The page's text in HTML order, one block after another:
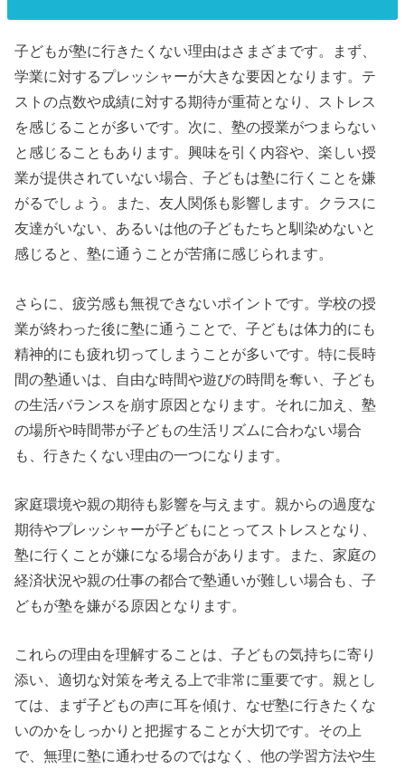
子どもが塾に行きたくない理由はさまざまです。まず、
学業に対するプレッシャーが大きな要因となります。テ
ストの点数や成績に対する期待が重荷となり、ストレス
を感じることが多いです。次に、塾の授業がつまらない
と感じることもあります。興味を引く内容や、楽しい授
業が提供されていない場合、子どもは塾に行くことを嫌
がるでしょう。また、友人関係も影響します。クラスに
友達がいない、あるいは他の子どもたちと馴染めないと
感じると、塾に通うことが苦痛に感じられます。
さらに、疲労感も無視できないポイントです。学校の授
業が終わった後に塾に通うことで、子どもは体力的にも
精神的にも疲れ切ってしまうことが多いです。特に長時
間の塾通いは、自由な時間や遊びの時間を奪い、子ども
の生活バランスを崩す原因となります。それに加え、塾
の場所や時間帯が子どもの生活リズムに合わない場合
も、行きたくない理由の一つになります。
家庭環境や親の期待も影響を与えます。親からの過度な
期待やプレッシャーが子どもにとってストレスとなり、
塾に行くことが嫌になる場合があります。また、家庭の
経済状況や親の仕事の都合で塾通いが難しい場合も、子
どもが塾を嫌がる原因となります。
これらの理由を理解することは、子どもの気持ちに寄り
添い、適切な対策を考える上で非常に重要です。親とし
ては、まず子どもの声に耳を傾け、なぜ塾に行きたくな
いのかをしっかりと把握することが大切です。その上
で、無理に塾に通わせるのではなく、他の学習方法や生